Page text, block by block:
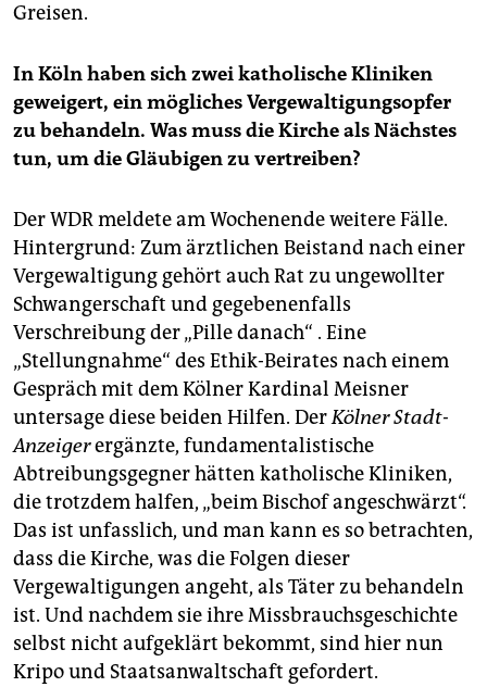
Greisen.
In Köln haben sich zwei katholische Kliniken
geweigert, ein mögliches Vergewaltigungsopfer
zu behandeln. Was muss die Kirche als Nächstes
tun, um die Gläubigen zu vertreiben?
Der WDR meldete am Wochenende weitere Fälle.
Hintergrund: Zum ärztlichen Beistand nach einer
Vergewaltigung gehört auch Rat zu ungewollter
Schwangerschaft und gegebenenfalls
Verschreibung der „Pille danach“ . Eine
„Stellungnahme“ des Ethik-Beirates nach einem
Gespräch mit dem Kölner Kardinal Meisner
untersage diese beiden Hilfen. DerKölner Stadt-
Anzeigerergänzte, fundamentalistische
Abtreibungsgegner hätten katholische Kliniken,
die trotzdem halfen, „beim Bischof angeschwärzt“.
Das ist unfasslich, und man kann es so betrachten,
dass die Kirche, was die Folgen dieser
Vergewaltigungen angeht, als Täter zu behandeln
ist. Und nachdem sie ihre Missbrauchsgeschichte
selbst nicht aufgeklärt bekommt, sind hier nun
Kripo und Staatsanwaltschaft gefordert.